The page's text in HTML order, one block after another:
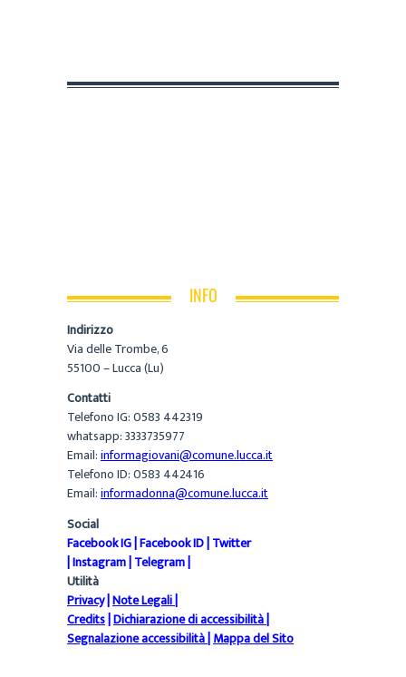
INFO
Indirizzo
Via delle Trombe, 6
55100 – Lucca (Lu)
Contatti
Telefono IG: 0583 442319
whatsapp: 3333735977
Email:informagiovani@comune.lucca.it
Telefono ID: 0583 442416
Email:informadonna@comune.lucca.it
Social
Facebook IG|Facebook ID|Twitter
|Instagram|Telegram|
Utilità
Privacy|Note Legali|
Credits|Dichiarazione di accessibilità|
Segnalazione accessibilità|Mappa del Sito